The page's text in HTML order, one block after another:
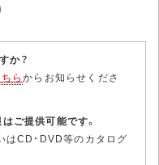
か？
らからお知らせくださ
ご提供可能です。
はCD・DVD等のカタログ